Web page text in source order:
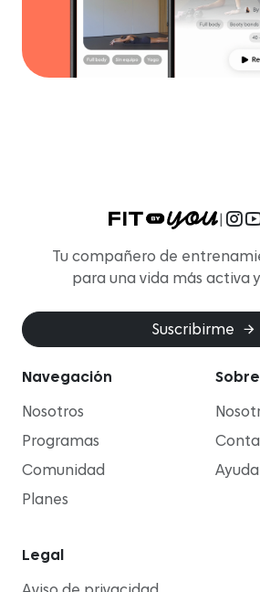
|
Tu compañero de
para una vida más activa
Suscribirme
Navegación
Nosotros
Programas
Comunidad
Planes
Ayuda
Legal